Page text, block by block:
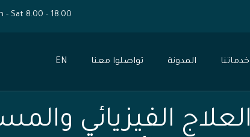
- Sat 8.00 - 18.00
EN تواصلوا معنا المدونة خدماتنا
العلاج الفيزيائي